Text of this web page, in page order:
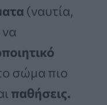
(ναυτία,
σώμα πιο
παθήσεις.